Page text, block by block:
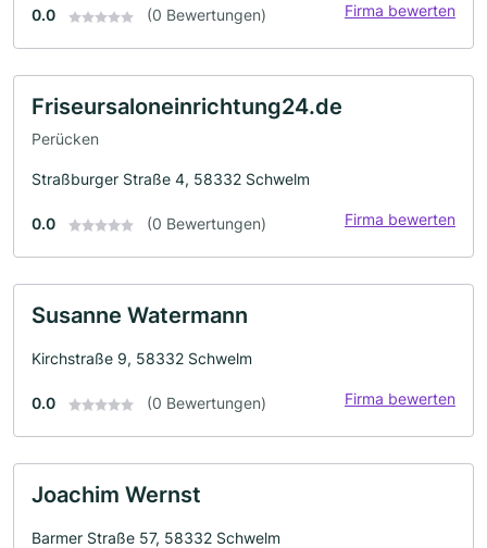
0.0 (0 Bewertungen) Firma bewerten
Friseursaloneinrichtung24.de
Perücken
Straßburger Straße 4, 58332 Schwelm
0.0 (0 Bewertungen) Firma bewerten
Susanne Watermann
Kirchstraße 9, 58332 Schwelm
0.0 (0 Bewertungen) Firma bewerten
Joachim Wernst
Barmer Straße 57, 58332 Schwelm